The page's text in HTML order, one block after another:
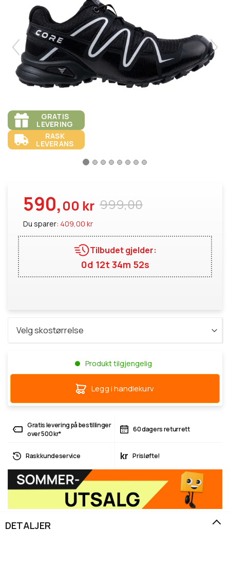
GRATIS
LEVERING
RASK
LEVERANS
999,00
590,00 kr
Du sparer: 409,00 kr
Tilbudet gjelder:
0d 12t 34m 52s
Produkt tilgjengelig
Legg i handlekurv
Gratis levering på bestillinger
over 500 kr*
60 dagers returrett
Rask kundeservice kr Prisløfte!
DETALJER